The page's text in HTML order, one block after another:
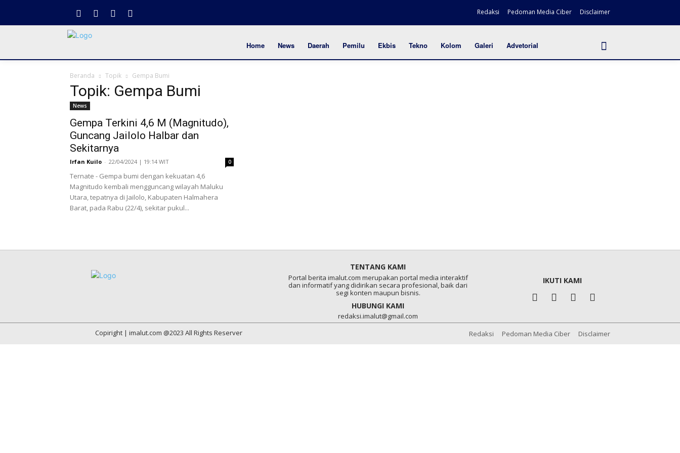
Redaksi Pedoman Media Ciber Disclaimer
Home News Daerah Pemilu Ekbis Tekno Kolom Galeri Advetorial
Beranda Topik Gempa Bumi
Topik: Gempa Bumi
News
Gempa Terkini 4,6 M (Magnitudo),
Guncang Jailolo Halbar dan
Sekitarnya
Irfan Kuilo - 22/04/2024 | 19:14 WIT 0
Ternate - Gempa bumi dengan kekuatan 4,6
Magnitudo kembali mengguncang wilayah Maluku
Utara, tepatnya di Jailolo, Kabupaten Halmahera
Barat, pada Rabu (22/4), sekitar pukul...
TENTANG KAMI
Portal berita imalut.com merupakan portal media interaktif
dan informatif yang didirikan secara profesional, baik dari
segi konten maupun bisnis.
HUBUNGI KAMI
redaksi.imalut@gmail.com
IKUTI KAMI
Copiright | imalut.com @2023 All Rights Reserver Redaksi Pedoman Media Ciber Disclaimer